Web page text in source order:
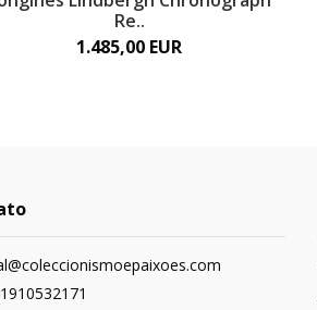
Re..
1.485,00 EUR